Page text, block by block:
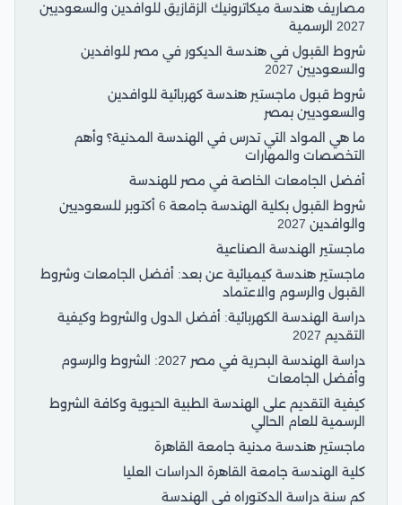
مصاريف هندسة ميكاترونيك الزقازيق للوافدين والسعوديين
2027 الرسمية
شروط القبول في هندسة الديكور في مصر للوافدين
والسعوديين 2027
شروط قبول ماجستير هندسة كهربائية للوافدين
والسعوديين بمصر
ما هي المواد التي تدرس في الهندسة المدنية؟ وأهم
التخصصات والمهارات
أفضل الجامعات الخاصة في مصر للهندسة
شروط القبول بكلية الهندسة جامعة 6 أكتوبر للسعوديين
والوافدين 2027
ماجستير الهندسة الصناعية
ماجستير هندسة كيميائية عن بعد: أفضل الجامعات وشروط
القبول والرسوم والاعتماد
دراسة الهندسة الكهربائية: أفضل الدول والشروط وكيفية
التقديم 2027
دراسة الهندسة البحرية في مصر 2027: الشروط والرسوم
وأفضل الجامعات
كيفية التقديم على الهندسة الطبية الحيوية وكافة الشروط
الرسمية للعام الحالي
ماجستير هندسة مدنية جامعة القاهرة
كلية الهندسة جامعة القاهرة الدراسات العليا
كم سنة دراسة الدكتوراه في الهندسة